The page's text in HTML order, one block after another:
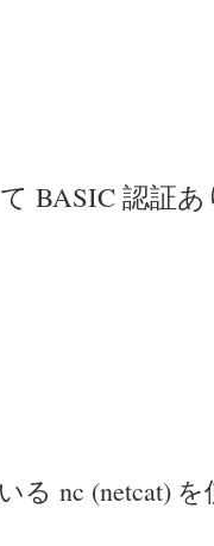
BASIC 認証あ
る nc (netcat)